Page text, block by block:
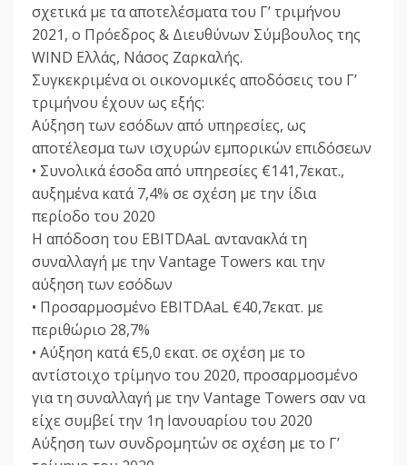
σχετικά με τα αποτελέσματα του Γ’ τριμήνου
2021, ο Πρόεδρος & Διευθύνων Σύμβουλος της
WIND Ελλάς, Νάσος Ζαρκαλής.
Συγκεκριμένα οι οικονομικές αποδόσεις του Γ’
τριμήνου έχουν ως εξής:
Αύξηση των εσόδων από υπηρεσίες, ως
αποτέλεσμα των ισχυρών εμπορικών επιδόσεων
• Συνολικά έσοδα από υπηρεσίες €141,7εκατ.,
αυξημένα κατά 7,4% σε σχέση με την ίδια
περίοδο του 2020
Η απόδοση του EBITDAaL αντανακλά τη
συναλλαγή με την Vantage Towers και την
αύξηση των εσόδων
• Προσαρμοσμένο EBITDAaL €40,7εκατ. με
περιθώριο 28,7%
• Αύξηση κατά €5,0 εκατ. σε σχέση με το
αντίστοιχο τρίμηνο του 2020, προσαρμοσμένο
για τη συναλλαγή με την Vantage Towers σαν να
είχε συμβεί την 1η Ιανουαρίου του 2020
Αύξηση των συνδρομητών σε σχέση με το Γ’